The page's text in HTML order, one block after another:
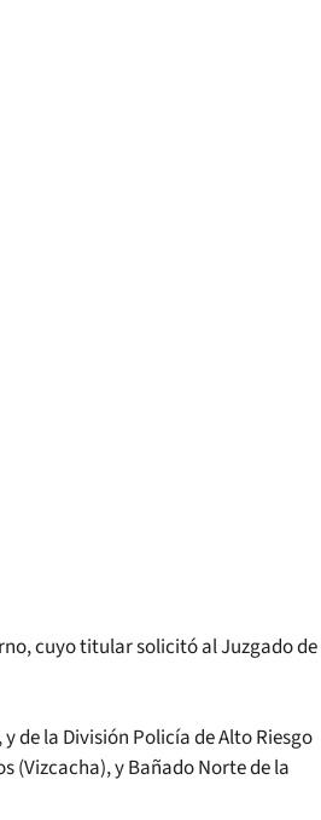
cuyo titular solicitó al Juzgado de
de la División Policía de Alto Riesgo
(Vizcacha), y Bañado Norte de la